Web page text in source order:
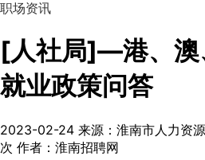
职场资讯
[人社局]—港、澳
就业政策问答
2023-02-24 来源：淮南市人力资
次 作者：淮南招聘网